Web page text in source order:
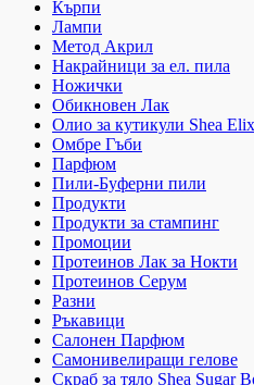
Кърпи
Лампи
Метод Акрил
Накрайници за ел. пила
Ножички
Обикновен Лак
Олио за кутикули Shea
Омбре Гъби
Парфюм
Пили-Буферни пили
Продукти
Продукти за стампинг
Промоции
Протеинов Лак за Нокти
Протеинов Серум
Разни
Ръкавици
Салонен Парфюм
Самонивелиращи гелове
Скраб за тяло Shea Sugar